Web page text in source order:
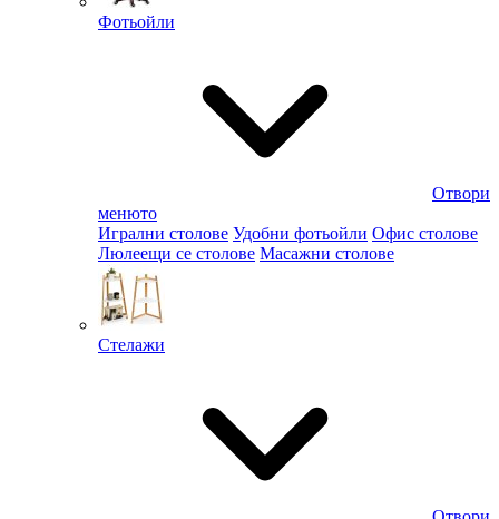
Фотьойли
Отвори
менюто
Игрални столове Удобни фотьойли Офис столове
Люлеещи се столове Масажни столове
Стелажи